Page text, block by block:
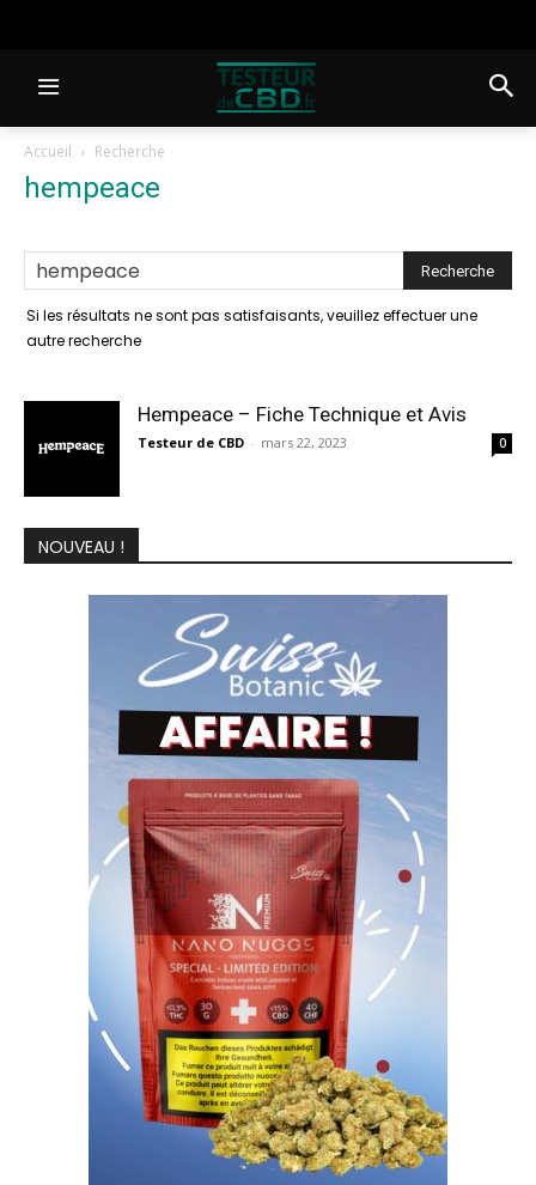
Accueil Recherche
hempeace
Si les résultats ne sont pas satisfaisants, veuillez effectuer une
autre recherche
Hempeace – Fiche Technique et Avis
Testeur de CBD - mars 22, 2023 0
NOUVEAU !